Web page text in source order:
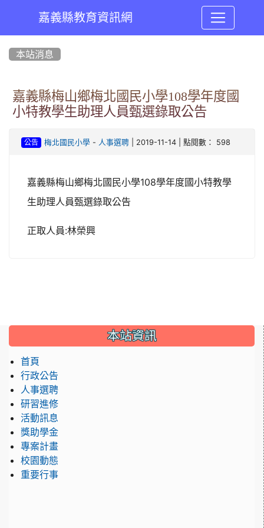
嘉義縣教育資訊網
本站消息
嘉義縣梅山鄉梅北國民小學108學年度國
小特教學生助理人員甄選錄取公告
公告 梅北國民小學- 人事選聘| 2019-11-14 | 點閱數： 598
嘉義縣梅山鄉梅北國民小學108學年度國小特教學
生助理人員甄選錄取公告
正取人員:林榮興
::: 本站資訊
首頁
行政公告
人事選聘
研習進修
活動訊息
獎助學金
專案計畫
校園動態
重要行事